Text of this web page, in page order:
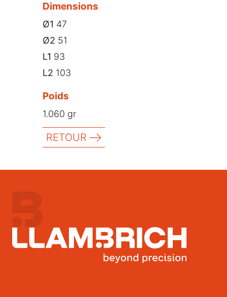
Dimensions
Ø1 47
Ø2 51
L1 93
L2 103
Poids
1.060 gr
RETOUR